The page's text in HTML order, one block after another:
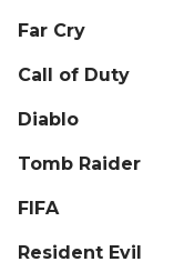
Far Cry
Call of Duty
Diablo
Tomb Raider
FIFA
Resident Evil